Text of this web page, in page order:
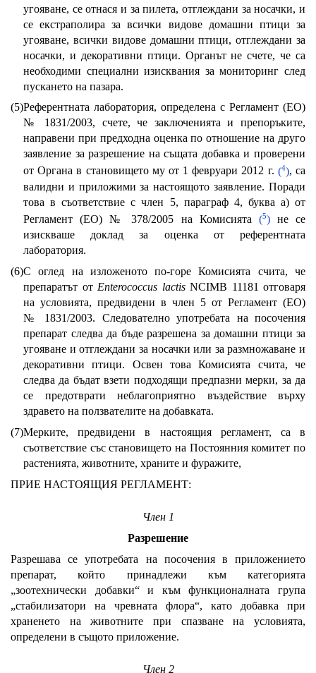
угояване, се отнася и за пилета, отглеждани за носачки, и
се екстраполира за всички видове домашни птици за
угояване, всички видове домашни птици, отглеждани за
носачки, и декоративни птици. Органът не счете, че са
необходими специални изисквания за мониторинг след
пускането на пазара.
(5)Референтната лаборатория, определена с Регламент (ЕО)
№ 1831/2003, счете, че заключенията и препоръките,
направени при предходна оценка по отношение на друго
заявление за разрешение на същата добавка и проверени
от Органа в становището му от 1 февруари 2012 г. (4), са
валидни и приложими за настоящото заявление. Поради
това в съответствие с член 5, параграф 4, буква а) от
Регламент (ЕО) № 378/2005 на Комисията (5)не се
изискваше доклад за оценка от референтната
лаборатория.
(6)С оглед на изложеното по-горе Комисията счита, че
препаратът от Enterococcus lactisNCIMB 11181 отговаря
на условията, предвидени в член 5 от Регламент (ЕО)
№ 1831/2003. Следователно употребата на посочения
препарат следва да бъде разрешена за домашни птици за
угояване и отглеждани за носачки или за размножаване и
декоративни птици. Освен това Комисията счита, че
следва да бъдат взети подходящи предпазни мерки, за да
се предотврати неблагоприятно въздействие върху
здравето на ползвателите на добавката.
(7)Мерките, предвидени в настоящия регламент, са в
съответствие със становището на Постоянния комитет по
растенията, животните, храните и фуражите,
ПРИЕ НАСТОЯЩИЯ РЕГЛАМЕНТ:
Член 1
Разрешение
Разрешава се употребата на посочения в приложението
препарат, който принадлежи към категорията
„зоотехнически добавки“ и към функционалната група
„стабилизатори на чревната флора“, като добавка при
храненето на животните при спазване на условията,
определени в същото приложение.
Член 2